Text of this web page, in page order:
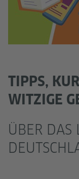
TIPPS,
WITZIGE
ÜBER DAS